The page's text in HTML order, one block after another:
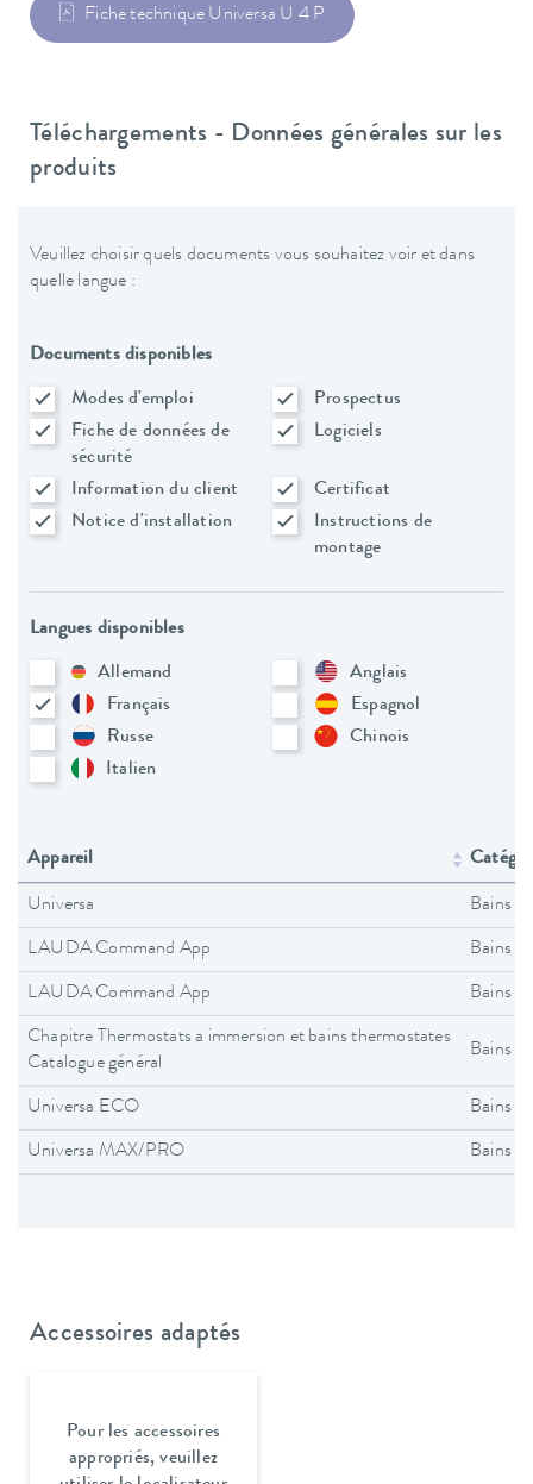
Fiche technique Universa U 4 P
Téléchargements - Données générales sur les
produits
Veuillez choisir quels documents vous souhaitez voir et dans
quelle langue :
Documents disponibles
Modes d'emploi
Prospectus
Fiche de données de
sécurité
Logiciels
Information du client
Certificat
Notice d'installation
Instructions de
montage
Langues disponibles
Allemand
Anglais
Français
Espagnol
Russe
Chinois
Italien
Appareil
Universa Bains
LAUDA Command App Bains
LAUDA Command App Bains
Chapitre Thermostats a immersion et bains thermostates
Catalogue général
Bains
Universa ECO Bains
Universa MAX/PRO Bains
Accessoires adaptés
Pour les accessoires
appropriés, veuillez